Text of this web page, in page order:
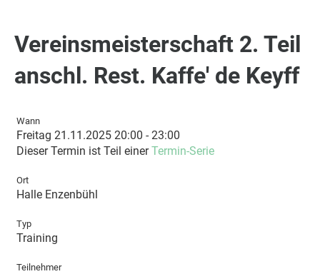
Vereinsmeisterschaft 2. Teil
anschl. Rest. Kaffe' de Keyff
Wann
Freitag 21.11.2025 20:00 - 23:00
Dieser Termin ist Teil einerTermin-Serie
Ort
Halle Enzenbühl
Typ
Training
Teilnehmer